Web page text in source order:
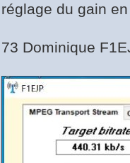
réglage du gain
73 Dominique